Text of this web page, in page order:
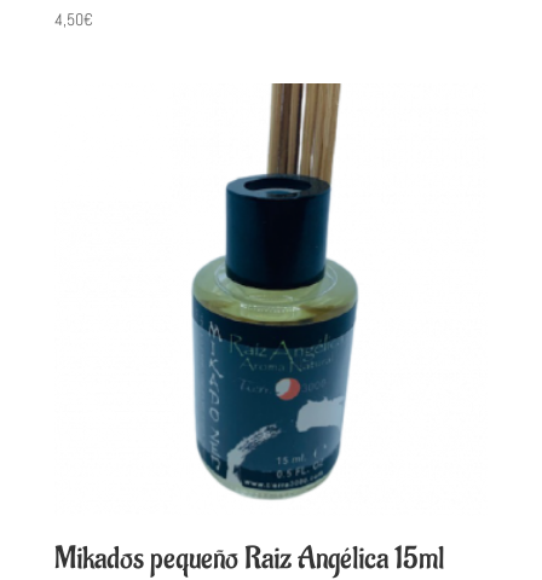
4,50€
Mikados pequeño Raiz Angélica 15ml